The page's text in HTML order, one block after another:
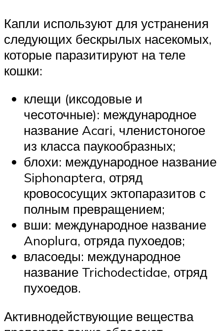
Капли используют для устранения
следующих бескрылых насекомых,
которые паразитируют на теле
кошки:
клещи (иксодовые и
чесоточные): международное
название Acari, членистоногое
из класса паукообразных;
блохи: международное название
Siphonaptera, отряд
кровососущих эктопаразитов с
полным превращением;
вши: международное название
Anoplura, отряда пухоедов;
власоеды: международное
название Trichodectidae, отряд
пухоедов.
Активнодействующие вещества